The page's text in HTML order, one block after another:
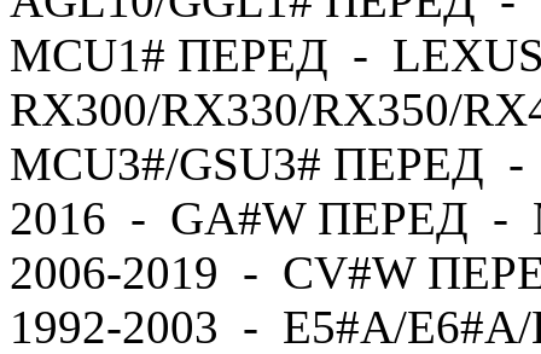
MCU1# ПЕРЕД -
RX300/RX330/RX350/
MCU3#/GSU3# ПЕРЕД
2016 - GA#W ПЕРЕД -
2006-2019 - CV#W
1992-2003 - E5#A/